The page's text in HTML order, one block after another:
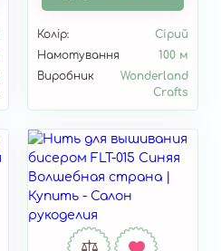
Колір:
Сірий
Намотування
100 м
Виробник
Wonderland
Crafts